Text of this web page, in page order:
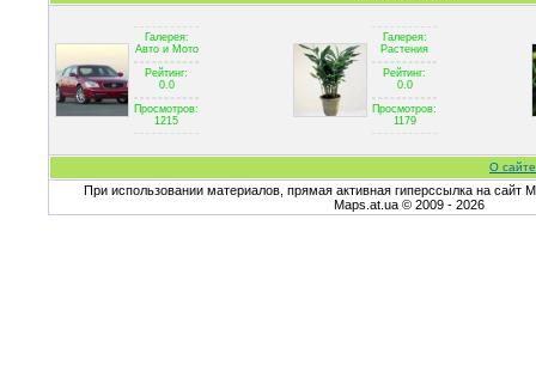
Галерея:
Авто и Мото
Рейтинг:
0.0
Просмотров:
1215
Галерея:
Растения
Рейтинг:
0.0
Просмотров:
1179
О
При использовании материалов, прямая активная гиперссылка на сайт
Maps.at.ua © 2009 - 2026